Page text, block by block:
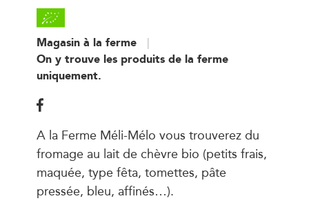
Magasin à la ferme
On y trouve les produits de la ferme
uniquement.
A la Ferme Méli-Mélo vous trouverez du
fromage au lait de chèvre bio (petits frais,
maquée, type fêta, tomettes, pâte
pressée, bleu, affinés…).